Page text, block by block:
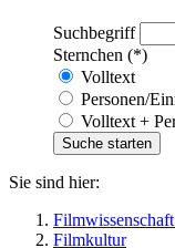
Suchbegriff
Sternchen (*)
Volltext
Personen/
Volltext +
Sie sind hier:
Filmkultur